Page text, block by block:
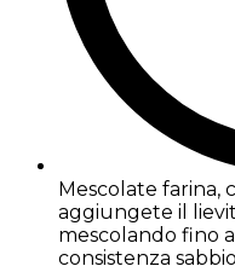
Mescolate farina,
aggiungete il
mescolando fino
consistenza